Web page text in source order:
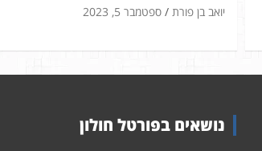
ספטמבר 5, 2023 יואב בן פורת
נושאים בפורטל חולון